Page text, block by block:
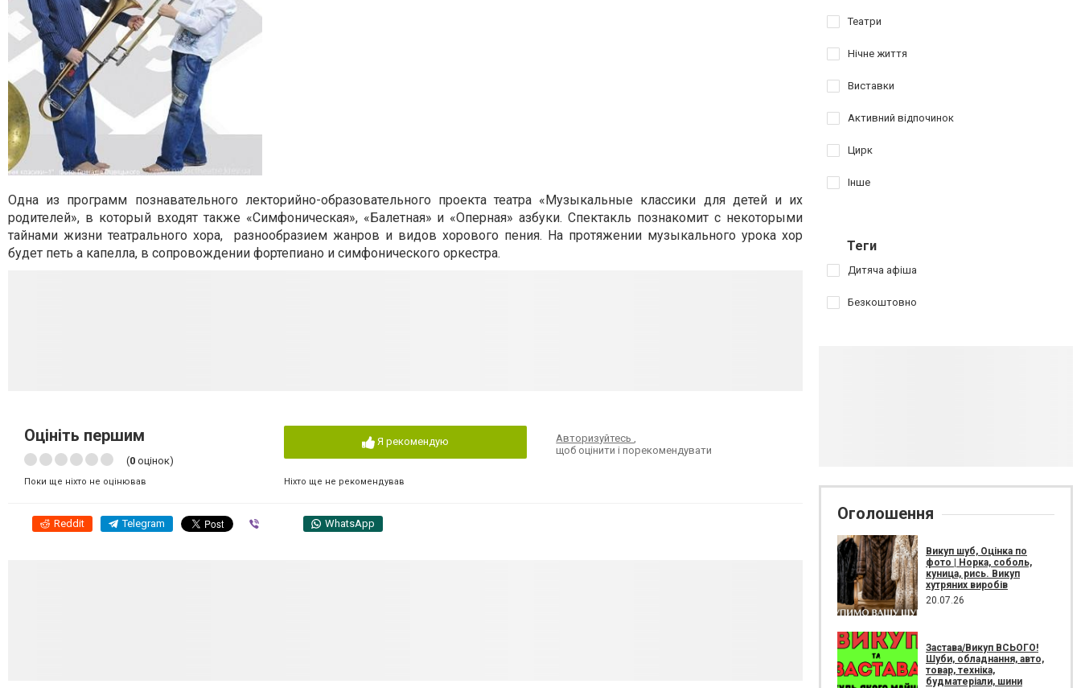
Одна из программ познавательного лекторийно-образовательного проекта театра «Музыкальные классики для детей и их
родителей», в который входят также «Симфоническая», «Балетная» и «Оперная» азбуки. Спектакль познакомит с некоторыми
тайнами жизни театрального хора, разнообразием жанров и видов хорового пения. На протяжении музыкального урока хор
будет петь а капелла, в сопровождении фортепиано и симфонического оркестра.
Оцініть першим
(0 оцінок)
Поки ще ніхто не оцінював
Я рекомендую
Ніхто ще не рекомендував
Авторизуйтесь,
щоб оцінити і порекомендувати
Reddit Telegram WhatsApp
Театри
Нічне життя
Виставки
Активний відпочинок
Цирк
Інше
Теги
Дитяча афіша
Безкоштовно
Оголошення
Викуп шуб, Оцінка по
фото | Норка, соболь,
куница, рись. Викуп
хутряних виробів
20.07.26
Застава/Викуп ВСЬОГО!
Шуби, обладнання, авто,
товар, техніка,
будматеріали, шини